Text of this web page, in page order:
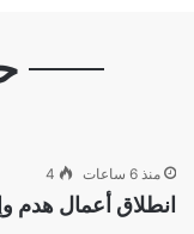
منذ 6 ساعات 4
انطلاق أعمال هدم